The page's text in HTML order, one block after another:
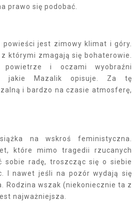
prawo się podobać.
powieści jest zimowy klimat i góry.
którymi zmagają się bohaterowie.
powietrze i oczami wyobraźni
jakie Mazalik opisuje. Za tę
i bardzo na czasie atmosferę,
na wskroś feministyczna.
które mimo tragedii rzucanych
radę, troszcząc się o siebie
I nawet jeśli na pozór wydają się
Rodzina wszak (niekoniecznie ta z
najważniejsza.